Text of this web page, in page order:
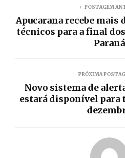
POSTAGEM
Apucarana recebe mais
técnicos para a final
Paraná
PRÓXIMA
Novo sistema de
estará disponível para